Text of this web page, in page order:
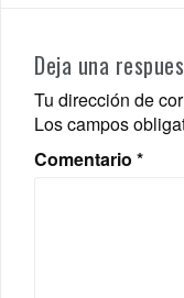
Deja una
Tu dirección de
Los campos
Comentario *